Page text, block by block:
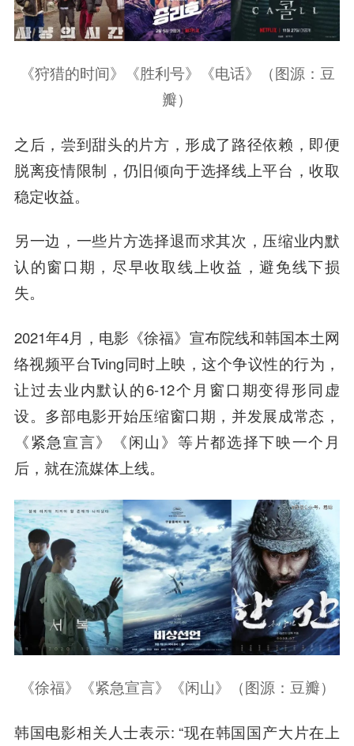
《狩猎的时间》《胜利号》《电话》（图源：豆
瓣）
之后，尝到甜头的片方，形成了路径依赖，即便
脱离疫情限制，仍旧倾向于选择线上平台，收取
稳定收益。
另一边，一些片方选择退而求其次，压缩业内默
认的窗口期，尽早收取线上收益，避免线下损
失。
2021年4月，电影《徐福》宣布院线和韩国本土网
络视频平台Tving同时上映，这个争议性的行为，
让过去业内默认的6-12个月窗口期变得形同虚
设。多部电影开始压缩窗口期，并发展成常态，
《紧急宣言》《闲山》等片都选择下映一个月
后，就在流媒体上线。
《徐福》《紧急宣言》《闲山》（图源：豆瓣）
韩国电影相关人士表示: “现在韩国国产大片在上